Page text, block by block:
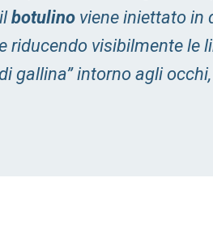
botulino viene iniettato in
riducendo visibilmente le
gallina” intorno agli